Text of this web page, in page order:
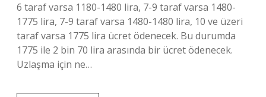
6 taraf varsa 1180-1480 lira, 7-9 taraf varsa 1480-
1775 lira, 7-9 taraf varsa 1480-1480 lira, 10 ve üzeri
taraf varsa 1775 lira ücret ödenecek. Bu durumda
1775 ile 2 bin 70 lira arasında bir ücret ödenecek.
Uzlaşma için ne…